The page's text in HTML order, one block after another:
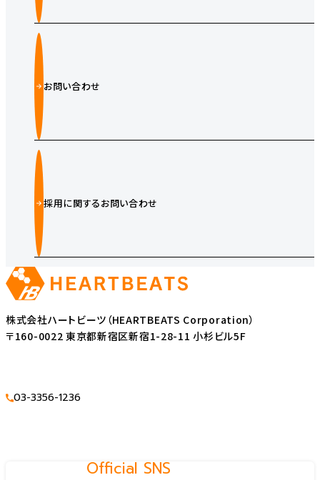
お問い合わせ
採用に関するお問い合わせ
株式会社ハートビーツ（HEARTBEATS Corporation）
〒160-0022 東京都新宿区新宿1-28-11 小杉ビル5F
03-3356-1236
Official SNS